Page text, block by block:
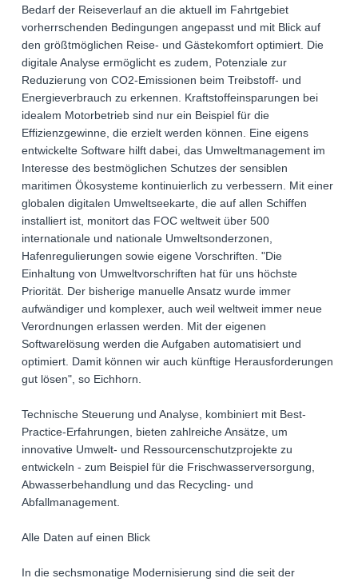
Bedarf der Reiseverlauf an die aktuell im Fahrtgebiet
vorherrschenden Bedingungen angepasst und mit Blick auf
den größtmöglichen Reise- und Gästekomfort optimiert. Die
digitale Analyse ermöglicht es zudem, Potenziale zur
Reduzierung von CO2-Emissionen beim Treibstoff- und
Energieverbrauch zu erkennen. Kraftstoffeinsparungen bei
idealem Motorbetrieb sind nur ein Beispiel für die
Effizienzgewinne, die erzielt werden können. Eine eigens
entwickelte Software hilft dabei, das Umweltmanagement im
Interesse des bestmöglichen Schutzes der sensiblen
maritimen Ökosysteme kontinuierlich zu verbessern. Mit einer
globalen digitalen Umweltseekarte, die auf allen Schiffen
installiert ist, monitort das FOC weltweit über 500
internationale und nationale Umweltsonderzonen,
Hafenregulierungen sowie eigene Vorschriften. "Die
Einhaltung von Umweltvorschriften hat für uns höchste
Priorität. Der bisherige manuelle Ansatz wurde immer
aufwändiger und komplexer, auch weil weltweit immer neue
Verordnungen erlassen werden. Mit der eigenen
Softwarelösung werden die Aufgaben automatisiert und
optimiert. Damit können wir auch künftige Herausforderungen
gut lösen", so Eichhorn.
Technische Steuerung und Analyse, kombiniert mit Best-
Practice-Erfahrungen, bieten zahlreiche Ansätze, um
innovative Umwelt- und Ressourcenschutzprojekte zu
entwickeln - zum Beispiel für die Frischwasserversorgung,
Abwasserbehandlung und das Recycling- und
Abfallmanagement.
Alle Daten auf einen Blick
In die sechsmonatige Modernisierung sind die seit der